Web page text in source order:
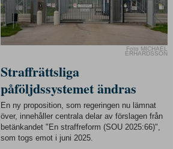
Foto MICHAEL
ERHARDSSON
Straffrättsliga
påföljdssystemet ändras
En ny proposition, som regeringen nu lämnat
över, innehåller centrala delar av förslagen från
betänkandet "En straffreform (SOU 2025:66)",
som togs emot i juni 2025.